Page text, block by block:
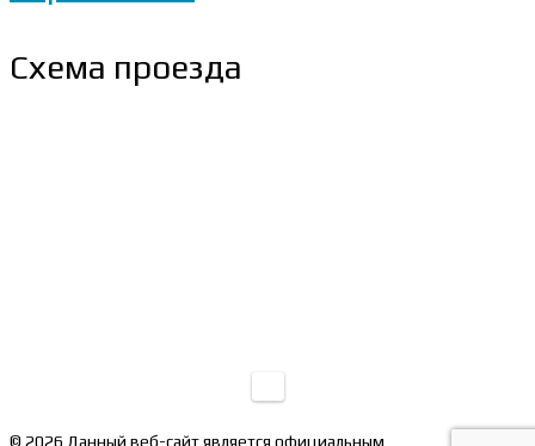
Схема проезда
© 2026 Данный веб-сайт является официальным